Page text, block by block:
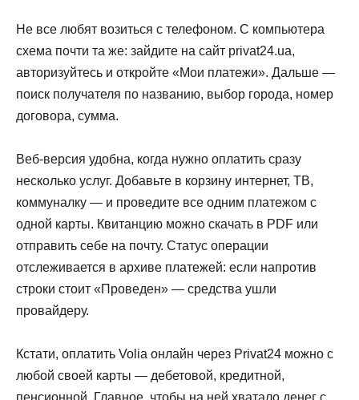
Не все любят возиться с телефоном. С компьютера
схема почти та же: зайдите на сайт privat24.ua,
авторизуйтесь и откройте «Мои платежи». Дальше —
поиск получателя по названию, выбор города, номер
договора, сумма.
Веб-версия удобна, когда нужно оплатить сразу
несколько услуг. Добавьте в корзину интернет, ТВ,
коммуналку — и проведите все одним платежом с
одной карты. Квитанцию можно скачать в PDF или
отправить себе на почту. Статус операции
отслеживается в архиве платежей: если напротив
строки стоит «Проведен» — средства ушли
провайдеру.
Кстати, оплатить Volia онлайн через Privat24 можно с
любой своей карты — дебетовой, кредитной,